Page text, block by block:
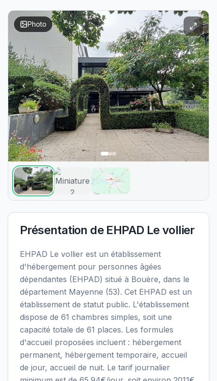
Photo
Présentation de EHPAD Le vollier
EHPAD Le vollier est un établissement
d'hébergement pour personnes âgées
dépendantes (EHPAD) situé à Bouère, dans le
département Mayenne (53). Cet EHPAD est un
établissement de statut public. L'établissement
dispose de 61 chambres simples, soit une
capacité totale de 61 places. Les formules
d'accueil proposées incluent : hébergement
permanent, hébergement temporaire, accueil
de jour, accueil de nuit. Le tarif journalier